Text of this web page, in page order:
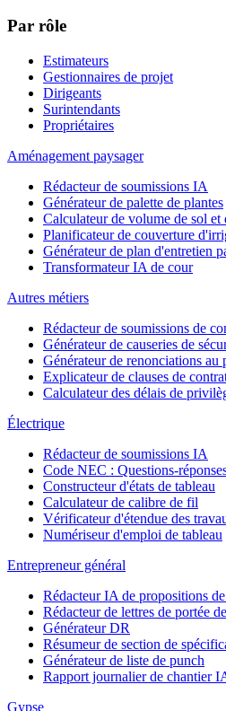
Par rôle
Estimateurs
Gestionnaires de projet
Dirigeants
Surintendants
Propriétaires
Aménagement paysager
Rédacteur de soumissions IA
Générateur de palette de plantes
Calculateur de volume de sol et
Planificateur de couverture
Générateur de plan d'entretien
Transformateur IA de cour
Autres métiers
Rédacteur de soumissions de
Générateur de causeries de
Générateur de renonciations au
Explicateur de clauses de
Calculateur des délais de
Électrique
Rédacteur de soumissions IA
Code NEC : Questions-
Constructeur d'états de tableau
Calculateur de calibre de fil
Vérificateur d'étendue des
Numériseur d'emploi de tableau
Entrepreneur général
Rédacteur IA de propositions
Rédacteur de lettres de portée
Générateur DR
Résumeur de section de
Générateur de liste de punch
Rapport journalier de chantier
Gypse